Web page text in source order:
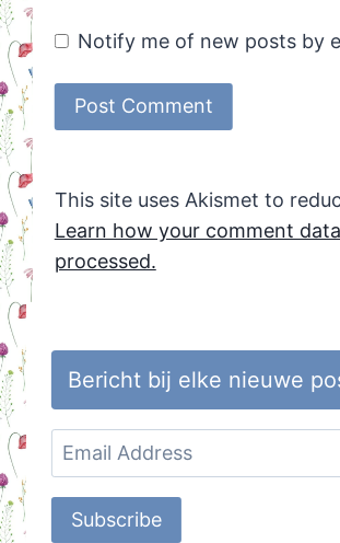
Notify me of new posts by
This site uses Akismet to
Learn how your comment
processed.
Bericht bij elke nieuwe
Email
Address
Subscribe